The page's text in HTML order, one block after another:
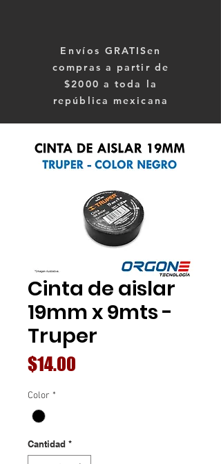
Envíos GRATISen
compras a partir de
$2000 a toda la
república mexicana
Cinta de aislar
19mm x 9mts -
Truper
$14.00
Color *
Cantidad *